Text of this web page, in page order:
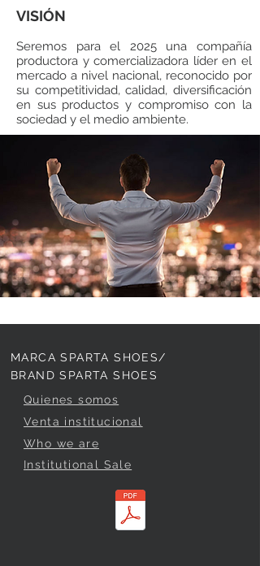
VISIÓN
Seremos para el 2025 una compañía
productora y comercializadora líder en el
mercado a nivel nacional, reconocido por
su competitividad, calidad, diversificación
en sus productos y compromiso con la
sociedad y el medio ambiente.
MARCA SPARTA SHOES/
BRAND SPARTA SHOES
Quienes somos
Venta institucional
Who we are
Institutional Sale